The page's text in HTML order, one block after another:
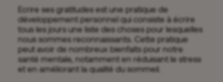
Ecrire ses gratitudes est une pratique de
développement personnel qui consiste à écrire
tous les jours une liste des choses pour lesquelles
nous sommes reconnaissants. Cette pratique
peut avoir de nombreux bienfaits pour notre
santé mentale, notamment en réduisant le stress
et en améliorant la qualité du sommeil.